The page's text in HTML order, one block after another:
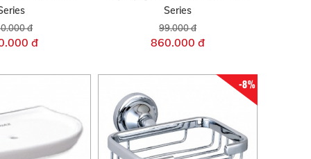
đ
đ
Series
99.000 đ
860.000 đ
-8%